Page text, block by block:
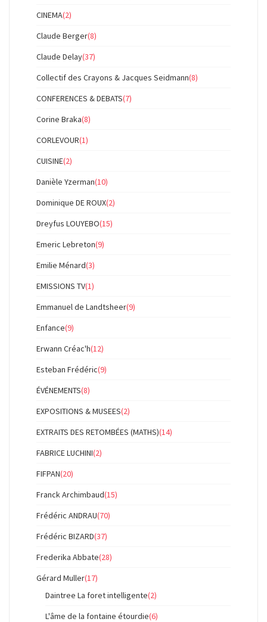
CINEMA(2)
Claude Berger(8)
Claude Delay(37)
Collectif des Crayons & Jacques Seidmann(8)
CONFERENCES & DEBATS(7)
Corine Braka(8)
CORLEVOUR(1)
CUISINE(2)
Danièle Yzerman(10)
Dominique DE ROUX(2)
Dreyfus LOUYEBO(15)
Emeric Lebreton(9)
Emilie Ménard(3)
EMISSIONS TV(1)
Emmanuel de Landtsheer(9)
Enfance(9)
Erwann Créac'h(12)
Esteban Frédéric(9)
ÉVÉNEMENTS(8)
EXPOSITIONS & MUSEES(2)
EXTRAITS DES RETOMBÉES (MATHS)(14)
FABRICE LUCHINI(2)
FIFPAN(20)
Franck Archimbaud(15)
Frédéric ANDRAU(70)
Frédéric BIZARD(37)
Frederika Abbate(28)
Gérard Muller(17)
Daintree La foret intelligente(2)
L'âme de la fontaine étourdie(6)